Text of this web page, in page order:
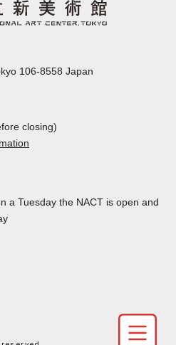
106-8558 Japan
closing)
a Tuesday the NACT is open and